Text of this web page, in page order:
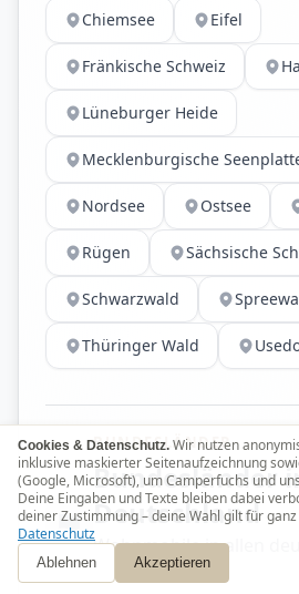
Chiemsee Eifel
Fränkische Schweiz
Lüneburger Heide
Mecklenburgische
Nordsee Ostsee
Rügen Sächsische
Schwarzwald
Thüringer Wald
BUNDESLÄNDER
Bundesländer
Deutschland
Wohnmobile in allen
Bundesländern
Cookies & Datenschutz. Wir nutzen
inklusive maskierter Seitenaufzeichnung
(Google, Microsoft), um Camperfuchs und
Deine Eingaben und Texte bleiben dabei
deiner Zustimmung – deine Wahl gilt für
Datenschutz
Ablehnen Akzeptieren